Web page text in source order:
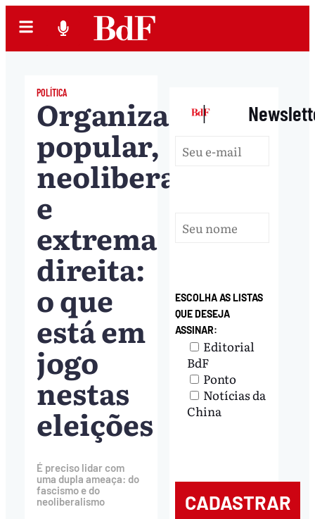
POLÍTICA
Organização
popular,
neoliberalismo
e
extrema
direita:
o que
está em
jogo
nestas
eleições
É preciso lidar com
uma dupla ameaça: do
fascismo e do
neoliberalismo
|
ESCOLHA AS LISTAS
QUE DESEJA
ASSINAR:
Editorial
BdF
Ponto
Notícias da
China